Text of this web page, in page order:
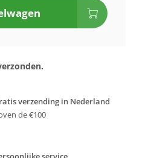
verzending in Nederland
de €100